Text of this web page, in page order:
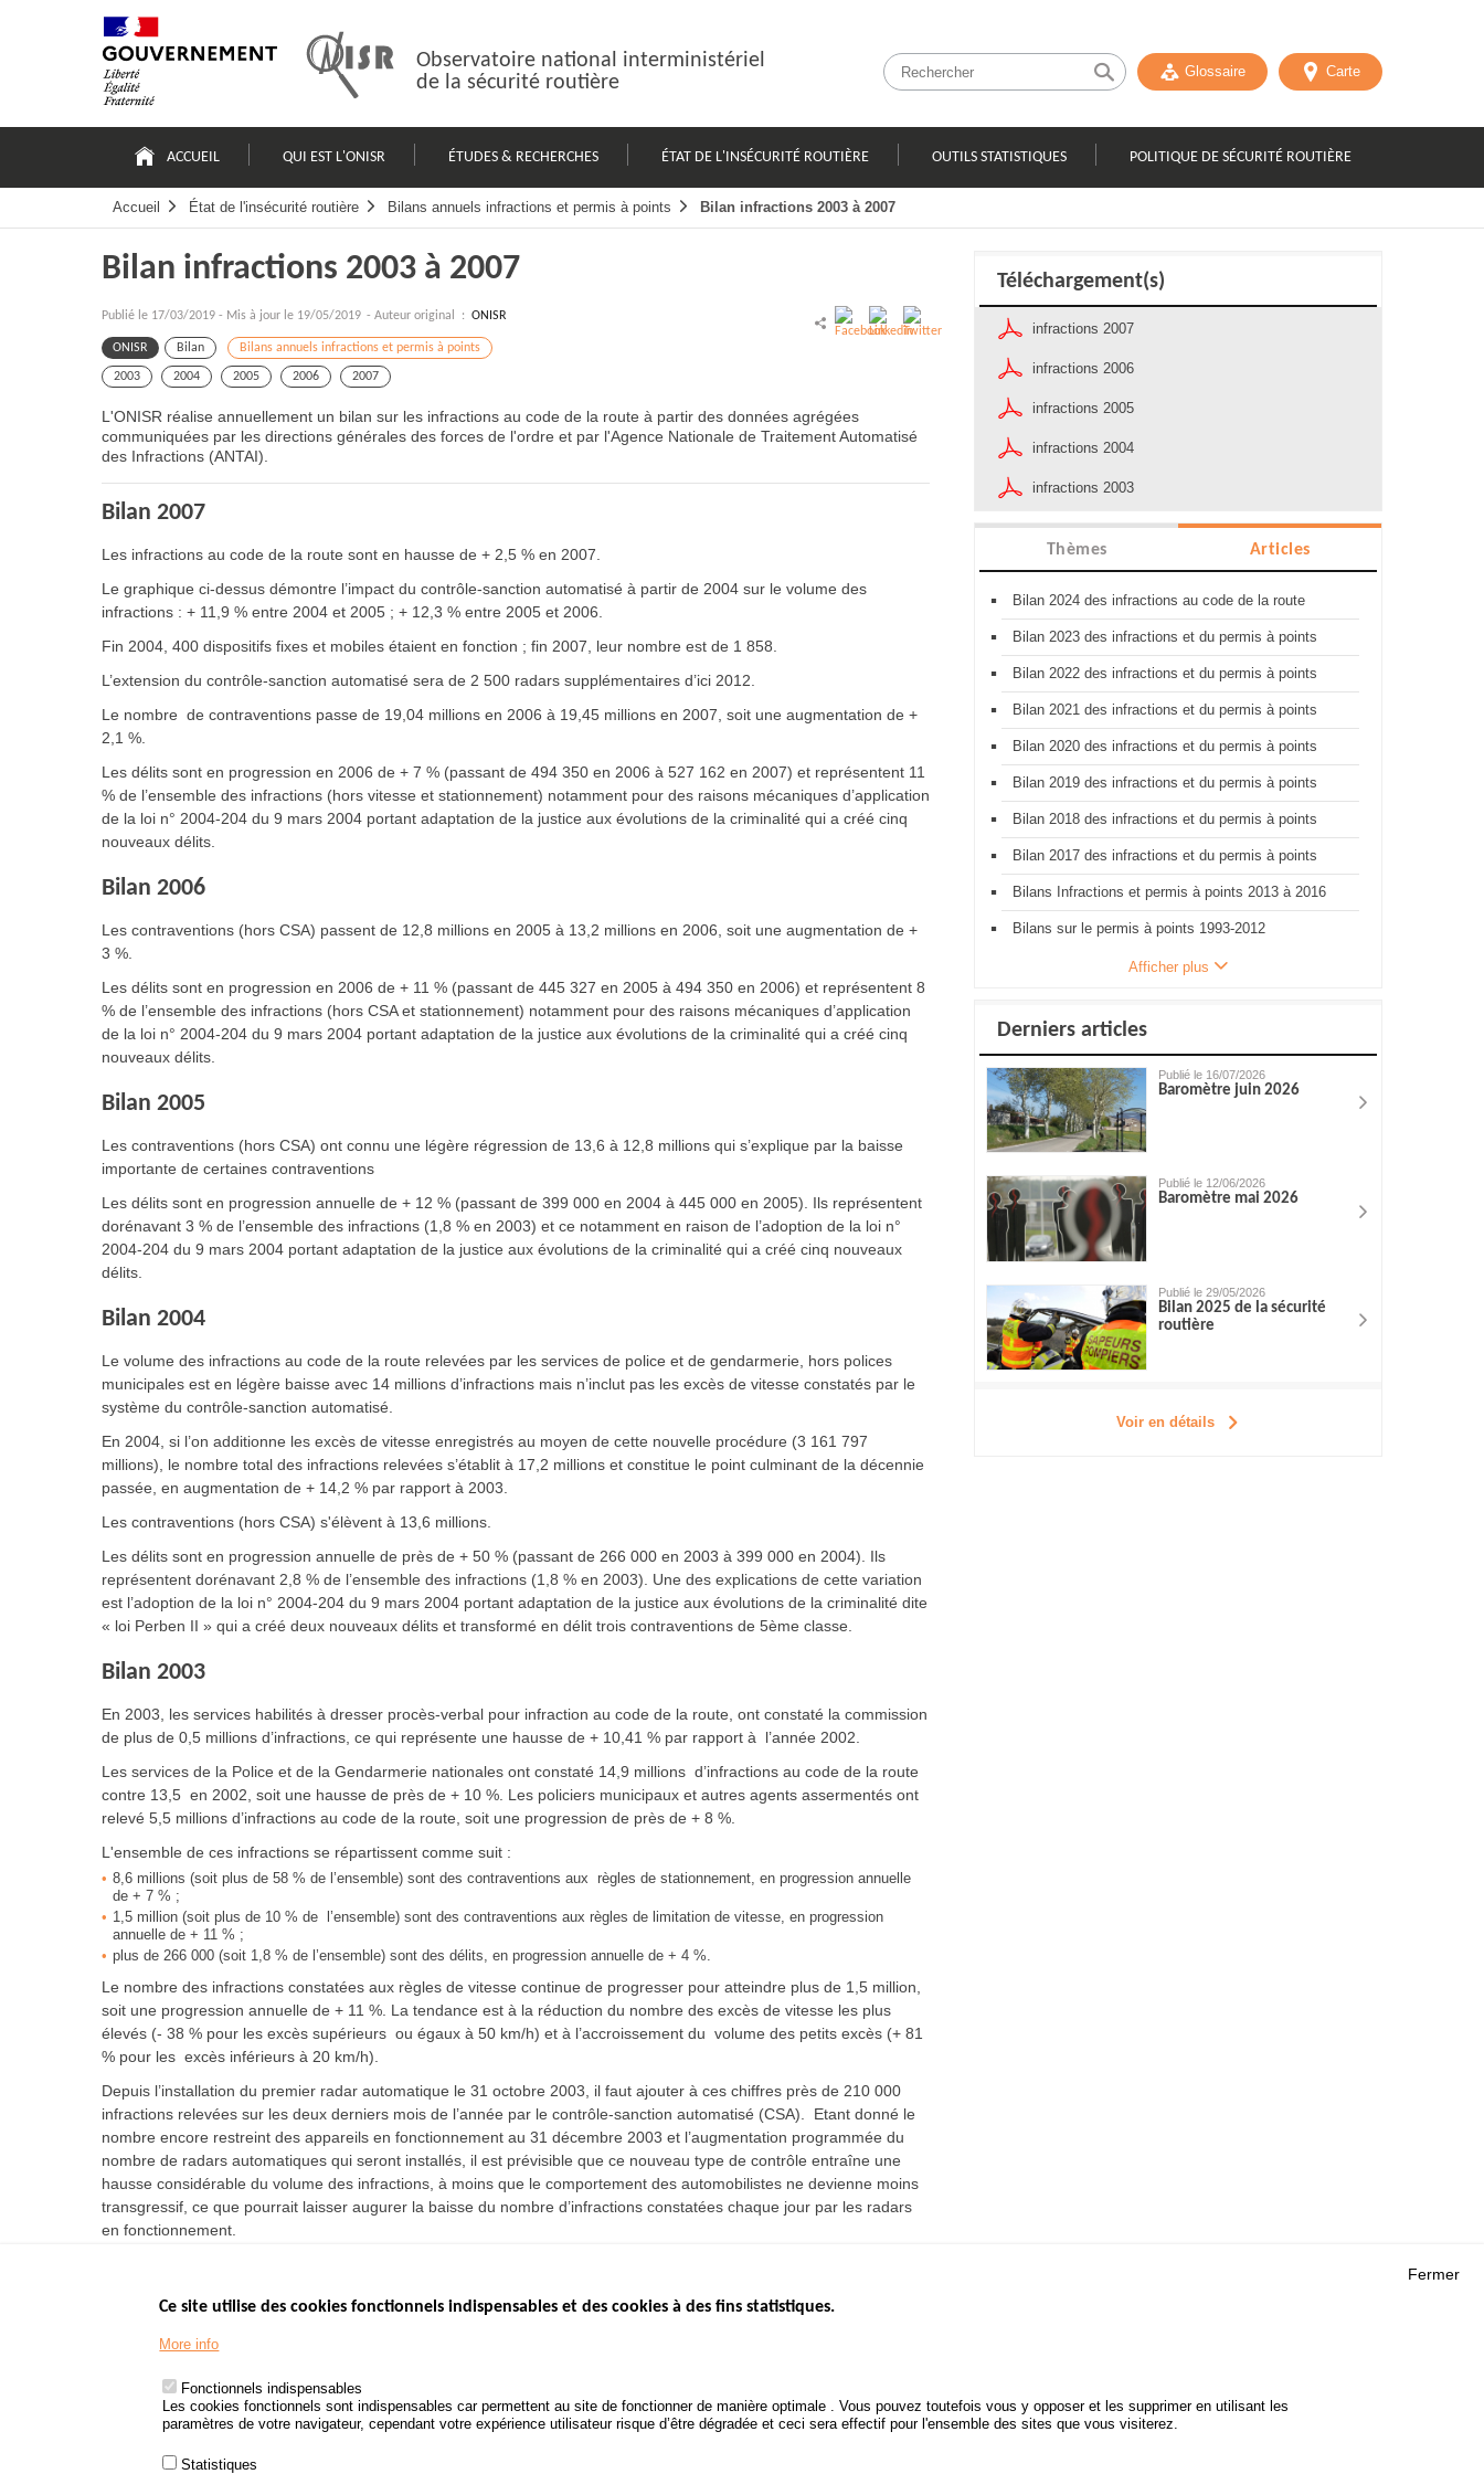
Observatoire national interministériel
de la sécurité routière
Glossaire Carte
principale
ACCUEIL QUI EST L'ONISR ÉTUDES & RECHERCHES ÉTAT DE L'INSÉCURITÉ ROUTIÈRE OUTILS STATISTIQUES POLITIQUE DE SÉCURITÉ ROUTIÈRE
Accueil État de l'insécurité routière Bilans annuels infractions et permis à points Bilan infractions 2003 à 2007
Bilan infractions 2003 à 2007
Publié le 17/03/2019 - Mis à jour le 19/05/2019 - Auteur original : ONISR
ONISR Bilan Bilans annuels infractions et permis à points
2003 2004 2005 2006 2007
L'ONISR réalise annuellement un bilan sur les infractions au code de la route à partir des données agrégées
communiquées par les directions générales des forces de l'ordre et par l'Agence Nationale de Traitement Automatisé
des Infractions (ANTAI).
Bilan 2007
Les infractions au code de la route sont en hausse de + 2,5 % en 2007.
Le graphique ci-dessus démontre l’impact du contrôle-sanction automatisé à partir de 2004 sur le volume des
infractions : + 11,9 % entre 2004 et 2005 ; + 12,3 % entre 2005 et 2006.
Fin 2004, 400 dispositifs fixes et mobiles étaient en fonction ; fin 2007, leur nombre est de 1 858.
L’extension du contrôle-sanction automatisé sera de 2 500 radars supplémentaires d’ici 2012.
Le nombre de contraventions passe de 19,04 millions en 2006 à 19,45 millions en 2007, soit une augmentation de +
2,1 %.
Les délits sont en progression en 2006 de + 7 % (passant de 494 350 en 2006 à 527 162 en 2007) et représentent 11
% de l’ensemble des infractions (hors vitesse et stationnement) notamment pour des raisons mécaniques d’application
de la loi n° 2004-204 du 9 mars 2004 portant adaptation de la justice aux évolutions de la criminalité qui a créé cinq
nouveaux délits.
Bilan 2006
Les contraventions (hors CSA) passent de 12,8 millions en 2005 à 13,2 millions en 2006, soit une augmentation de +
3 %.
Les délits sont en progression en 2006 de + 11 % (passant de 445 327 en 2005 à 494 350 en 2006) et représentent 8
% de l’ensemble des infractions (hors CSA et stationnement) notamment pour des raisons mécaniques d’application
de la loi n° 2004-204 du 9 mars 2004 portant adaptation de la justice aux évolutions de la criminalité qui a créé cinq
nouveaux délits.
Bilan 2005
Les contraventions (hors CSA) ont connu une légère régression de 13,6 à 12,8 millions qui s’explique par la baisse
importante de certaines contraventions
Les délits sont en progression annuelle de + 12 % (passant de 399 000 en 2004 à 445 000 en 2005). Ils représentent
dorénavant 3 % de l’ensemble des infractions (1,8 % en 2003) et ce notamment en raison de l’adoption de la loi n°
2004-204 du 9 mars 2004 portant adaptation de la justice aux évolutions de la criminalité qui a créé cinq nouveaux
délits.
Bilan 2004
Le volume des infractions au code de la route relevées par les services de police et de gendarmerie, hors polices
municipales est en légère baisse avec 14 millions d’infractions mais n’inclut pas les excès de vitesse constatés par le
système du contrôle-sanction automatisé.
En 2004, si l’on additionne les excès de vitesse enregistrés au moyen de cette nouvelle procédure (3 161 797
millions), le nombre total des infractions relevées s’établit à 17,2 millions et constitue le point culminant de la décennie
passée, en augmentation de + 14,2 % par rapport à 2003.
Les contraventions (hors CSA) s'élèvent à 13,6 millions.
Les délits sont en progression annuelle de près de + 50 % (passant de 266 000 en 2003 à 399 000 en 2004). Ils
représentent dorénavant 2,8 % de l’ensemble des infractions (1,8 % en 2003). Une des explications de cette variation
est l’adoption de la loi n° 2004-204 du 9 mars 2004 portant adaptation de la justice aux évolutions de la criminalité dite
« loi Perben II » qui a créé deux nouveaux délits et transformé en délit trois contraventions de 5ème classe.
Bilan 2003
En 2003, les services habilités à dresser procès-verbal pour infraction au code de la route, ont constaté la commission
de plus de 0,5 millions d’infractions, ce qui représente une hausse de + 10,41 % par rapport à l’année 2002.
Les services de la Police et de la Gendarmerie nationales ont constaté 14,9 millions d’infractions au code de la route
contre 13,5 en 2002, soit une hausse de près de + 10 %. Les policiers municipaux et autres agents assermentés ont
relevé 5,5 millions d’infractions au code de la route, soit une progression de près de + 8 %.
L'ensemble de ces infractions se répartissent comme suit :
8,6 millions (soit plus de 58 % de l’ensemble) sont des contraventions aux règles de stationnement, en progression annuelle
de + 7 % ;
1,5 million (soit plus de 10 % de l’ensemble) sont des contraventions aux règles de limitation de vitesse, en progression
annuelle de + 11 % ;
plus de 266 000 (soit 1,8 % de l’ensemble) sont des délits, en progression annuelle de + 4 %.
Le nombre des infractions constatées aux règles de vitesse continue de progresser pour atteindre plus de 1,5 million,
soit une progression annuelle de + 11 %. La tendance est à la réduction du nombre des excès de vitesse les plus
élevés (- 38 % pour les excès supérieurs ou égaux à 50 km/h) et à l’accroissement du volume des petits excès (+ 81
% pour les excès inférieurs à 20 km/h).
Depuis l’installation du premier radar automatique le 31 octobre 2003, il faut ajouter à ces chiffres près de 210 000
infractions relevées sur les deux derniers mois de l’année par le contrôle-sanction automatisé (CSA). Etant donné le
nombre encore restreint des appareils en fonctionnement au 31 décembre 2003 et l’augmentation programmée du
nombre de radars automatiques qui seront installés, il est prévisible que ce nouveau type de contrôle entraîne une
hausse considérable du volume des infractions, à moins que le comportement des automobilistes ne devienne moins
transgressif, ce que pourrait laisser augurer la baisse du nombre d’infractions constatées chaque jour par les radars
en fonctionnement.
Téléchargement(s)
infractions 2007
infractions 2006
infractions 2005
infractions 2004
infractions 2003
Thèmes Articles
Bilan 2024 des infractions au code de la route
Bilan 2023 des infractions et du permis à points
Bilan 2022 des infractions et du permis à points
Bilan 2021 des infractions et du permis à points
Bilan 2020 des infractions et du permis à points
Bilan 2019 des infractions et du permis à points
Bilan 2018 des infractions et du permis à points
Bilan 2017 des infractions et du permis à points
Bilans Infractions et permis à points 2013 à 2016
Bilans sur le permis à points 1993-2012
Afficher plus
Derniers articles
Publié le 16/07/2026
Baromètre juin 2026
Publié le 12/06/2026
Baromètre mai 2026
Publié le 29/05/2026
Bilan 2025 de la sécurité
routière
Voir en détails
www.legifrance.gouv.fr
www.service-public.fr
Bilan annuel des infractions
POLITIQUE DE SÉCURITÉ
ROUTIÈRE
Fermer
Ce site utilise des cookies fonctionnels indispensables et des cookies à des fins statistiques.
More info
Fonctionnels indispensables
Les cookies fonctionnels sont indispensables car permettent au site de fonctionner de manière optimale . Vous pouvez toutefois vous y opposer et les supprimer en utilisant les
paramètres de votre navigateur, cependant votre expérience utilisateur risque d’être dégradée et ceci sera effectif pour l'ensemble des sites que vous visiterez.
Statistiques